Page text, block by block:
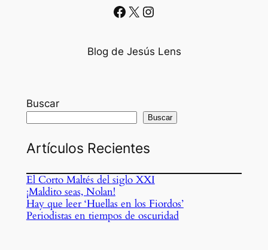
Facebook X Instagram
Blog de Jesús Lens
Buscar
Buscar
Artículos Recientes
El Corto Maltés del siglo XXI
¡Maldito seas, Nolan!
Hay que leer ‘Huellas en los Fiordos’
Periodistas en tiempos de oscuridad